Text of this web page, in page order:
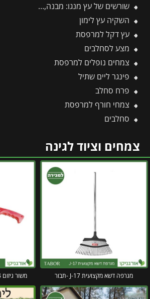
שורשים של עץ מנגו: מבנה, עומק והסוד למערכת שורשים בריאה ויציבה
השקיה עץ לימון
עץ דקל למרפסת
מצע לסחלבים
צמחים נופלים למרפסת
פינגר ליים שתיל
פרח סחלב
צמחי חורף למרפסת
סחלבים
צמחים וציוד לגינה
מגרפה דשא מקצועית J-17 -תבור משור גיזום 14 ידית פלסטיק P-4 -תבור